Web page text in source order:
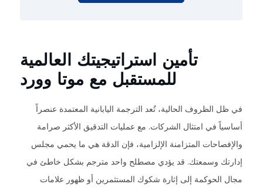
تأمين استراتيجيتك العالمية
للمستقبل مع موتا وورد
في ظل الظروف الحالية، تُعد الترجمة اليابانية المعتمدة عنصراً
أساسياً في امتثال الشركات. مع عمليات التدقيق الأكثر صرامة
والإفصاحات المتزامنة الإلزامية، فإن الدقة هي ما يحمي مجلس
إدارتك وسمعتك. قد يؤدي مصطلح واحد مترجم بشكل خاطئ في
مجال الحوكمة إلى إثارة شكوك المستثمرين أو ظهور علامات